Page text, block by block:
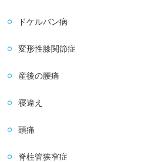
ドケルバン病
変形性膝関節症
産後の腰痛
寝違え
頭痛
脊柱管狭窄症